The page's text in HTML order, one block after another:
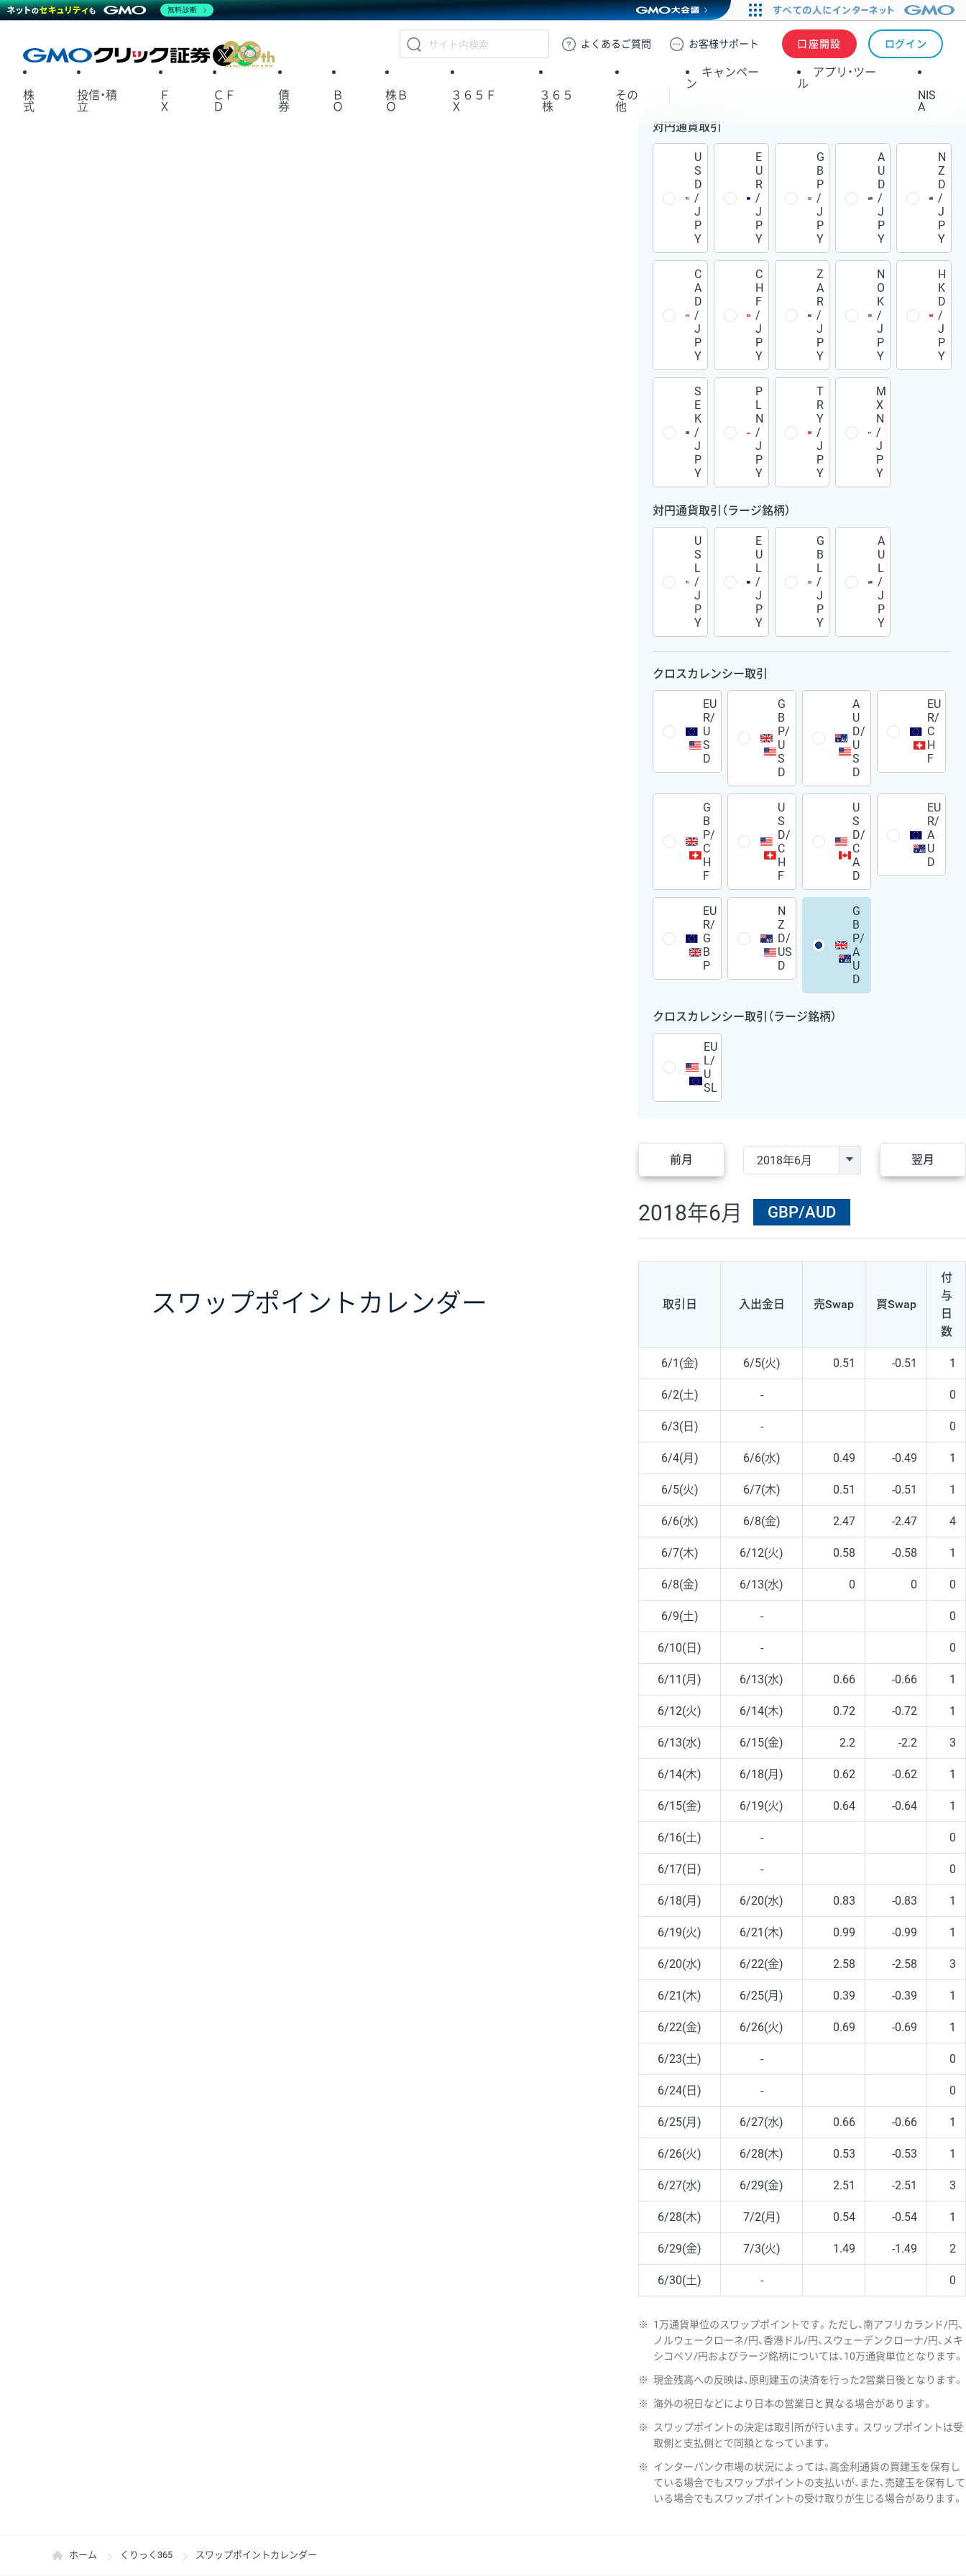
GMOクリック証券
よくある ご質問 お客様サポート 口座開設 ログイン
X
株
式
投信・積
立
Ｆ
Ｘ
ＣＦ
Ｄ
債
券
Ｂ
Ｏ
株Ｂ
Ｏ
３６５Ｆ
Ｘ
３６５
株
その
他
キャンペー
ン
アプリ・ツー
ル
NIS
A
スワップポイント カレンダー
対円通貨取引
U
S
D
/
J
P
Y
E
U
R
/
J
P
Y
G
B
P
/
J
P
Y
A
U
D
/
J
P
Y
N
Z
D
/
J
P
Y
C
A
D
/
J
P
Y
C
H
F
/
J
P
Y
Z
A
R
/
J
P
Y
N
O
K
/
J
P
Y
H
K
D
/
J
P
Y
S
E
K
/
J
P
Y
P
L
N
/
J
P
Y
T
R
Y
/
J
P
Y
M
X
N
/
J
P
Y
対円通貨取引（ラージ銘柄）
U
S
L
/
J
P
Y
E
U
L
/
J
P
Y
G
B
L
/
J
P
Y
A
U
L
/
J
P
Y
クロスカレンシー取引
EU
R/
U
S
D
G
B
P/
U
S
D
A
U
D/
U
S
D
EU
R/
C
H
F
G
B
P/
C
H
F
U
S
D/
C
H
F
U
S
D/
C
A
D
EU
R/
A
U
D
EU
R/
G
B
P
N
Z
D/
US
D
G
B
P/
A
U
D
クロスカレンシー取引（ラージ銘柄）
EU
L/
U
SL
前月 翌月
2018年6月 GBP/AUD
取引日 入出金日 売Swap 買Swap
付
与
日
数
6/1(金) 6/5(火) 0.51 -0.51 1
6/2(土) - 0
6/3(日) - 0
6/4(月) 6/6(水) 0.49 -0.49 1
6/5(火) 6/7(木) 0.51 -0.51 1
6/6(水) 6/8(金) 2.47 -2.47 4
6/7(木) 6/12(火) 0.58 -0.58 1
6/8(金) 6/13(水) 0 0 0
6/9(土) - 0
6/10(日) - 0
6/11(月) 6/13(水) 0.66 -0.66 1
6/12(火) 6/14(木) 0.72 -0.72 1
6/13(水) 6/15(金) 2.2 -2.2 3
6/14(木) 6/18(月) 0.62 -0.62 1
6/15(金) 6/19(火) 0.64 -0.64 1
6/16(土) - 0
6/17(日) - 0
6/18(月) 6/20(水) 0.83 -0.83 1
6/19(火) 6/21(木) 0.99 -0.99 1
6/20(水) 6/22(金) 2.58 -2.58 3
6/21(木) 6/25(月) 0.39 -0.39 1
6/22(金) 6/26(火) 0.69 -0.69 1
6/23(土) - 0
6/24(日) - 0
6/25(月) 6/27(水) 0.66 -0.66 1
6/26(火) 6/28(木) 0.53 -0.53 1
6/27(水) 6/29(金) 2.51 -2.51 3
6/28(木) 7/2(月) 0.54 -0.54 1
6/29(金) 7/3(火) 1.49 -1.49 2
6/30(土) - 0
※
1万通貨単位のスワップポイントです。ただし、南アフリカランド/円、
ノルウェークローネ/円、香港ドル/円、スウェーデンクローナ/円、メキ
シコペソ/円およびラージ銘柄については、10万通貨単位となります。
※ 現金残高への反映は、原則建玉の決済を行った2営業日後となります。
※ 海外の祝日などにより日本の営業日と異なる場合があります。
※
スワップポイントの決定は取引所が行います。スワップポイントは受
取側と支払側とで同額となっています。
※
インターバンク市場の状況によっては、高金利通貨の買建玉を保有し
ている場合でもスワップポイントの支払いが、また、売建玉を保有して
いる場合でもスワップポイントの受け取りが生じる場合があります。
ホーム くりっく365 スワップポイントカレンダー
無料診断